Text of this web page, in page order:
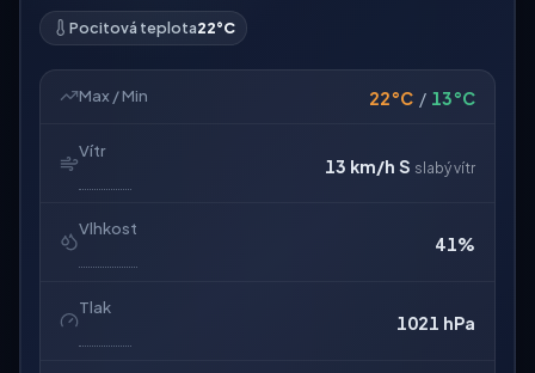
Pocitová teplota22°C
Max / Min 22°C / 13°C
Vítr
13 km/h S slabý vítr
Vlhkost
41%
Tlak
1021 hPa